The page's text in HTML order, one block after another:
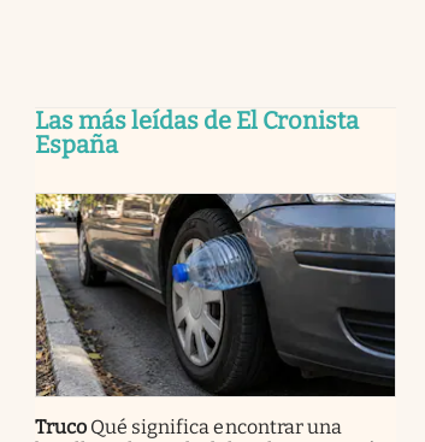
Las más leídas de El Cronista
España
Truco Qué significa encontrar una